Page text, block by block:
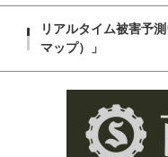
リアルタイム被害予
マップ）」